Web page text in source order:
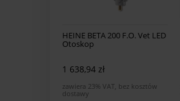
HEINE BETA 200 F.O. Vet LED
Otoskop
1 638,94 zł
zawiera 23% VAT, bez kosztów
dostawy